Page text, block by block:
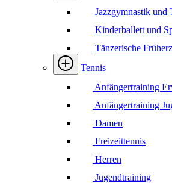
Jazzgymnastik und
Kinderballett und
Tänzerische
Tennis
Anfängertraining
Anfängertraining
Damen
Freizeittennis
Herren
Jugendtraining